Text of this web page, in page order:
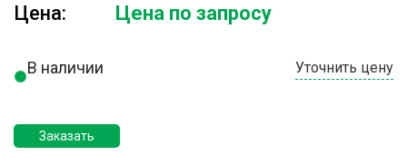
Цена: Цена по запросу
В наличии Уточнить цену
Заказать